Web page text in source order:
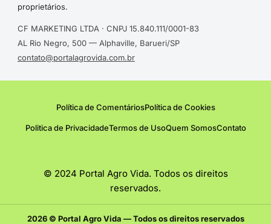
proprietários.
CF MARKETING LTDA · CNPJ 15.840.111/0001-83
AL Rio Negro, 500 — Alphaville, Barueri/SP
contato@portalagrovida.com.br
Política de ComentáriosPolítica de Cookies
Politica de PrivacidadeTermos de UsoQuem SomosContato
© 2024 Portal Agro Vida. Todos os direitos
reservados.
2026 © Portal Agro Vida — Todos os direitos reservados